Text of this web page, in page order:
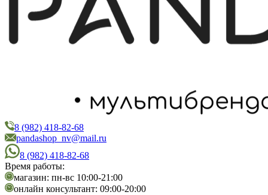
PandaShop
Интернет-магазин косметики
8 (982) 418-82-68
pandashop_nv@mail.ru
8 (982) 418-82-68
Время работы:
магазин: пн-вс 10:00-21:00
онлайн консультант: 09:00-20:00